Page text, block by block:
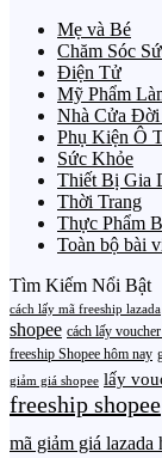
Mẹ và Bé
Chăm Sóc
Điện Tử
Mỹ Phẩm
Nhà Cửa Đời
Phụ Kiện Ô
Sức Khỏe
Thiết Bị Gia
Thời Trang
Thực Phẩm
Toàn bộ bài
Tìm Kiếm Nổi Bật
cách lấy mã freeship lazada
shopee cách lấy
freeship Shopee hôm nay
giảm giá shopee lấy
freeship shopee
mã giảm giá lazada